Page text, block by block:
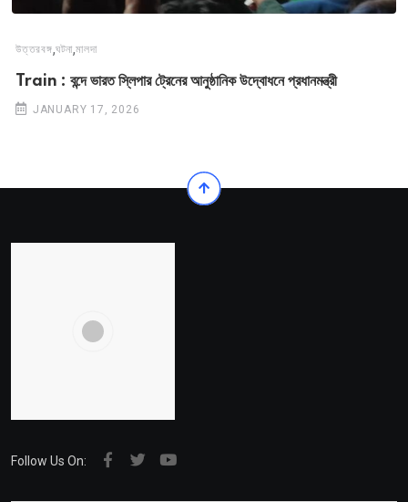
উত্তরবঙ্গ,ঘটনা,মালদা
Train : বন্দে ভারত স্লিপার ট্রেনের আনুষ্ঠানিক উদ্বোধনে প্রধানমন্ত্রী
JANUARY 17, 2026
Follow Us On: